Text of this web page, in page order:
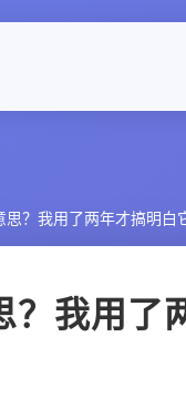
？我用了两年才搞明白
我用了